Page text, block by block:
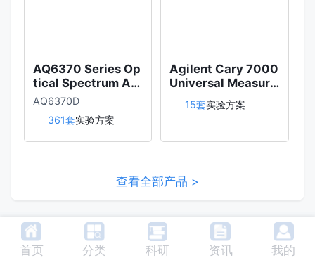
AQ6370 Series Op
tical Spectrum An
alyzer
AQ6370D
361套实验方案
Agilent Cary 7000
Universal Measure
ment Spectrophot
ometer (UMS)
15套实验方案
查看全部产品 >
Copyright © 2022 成都禹治科技有限公司
首页 分类 科研 资讯 我的